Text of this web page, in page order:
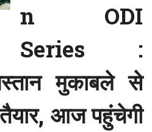
n ODI
Series :
मुकाबले से
आज पहुंचेगी